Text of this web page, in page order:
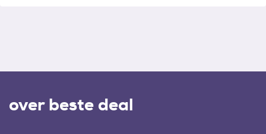
over beste deal